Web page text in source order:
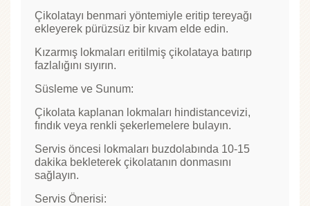
Çikolatayı benmari yöntemiyle eritip tereyağı
ekleyerek pürüzsüz bir kıvam elde edin.
Kızarmış lokmaları eritilmiş çikolataya batırıp
fazlalığını sıyırın.
Süsleme ve Sunum:
Çikolata kaplanan lokmaları hindistancevizi,
fındık veya renkli şekerlemelere bulayın.
Servis öncesi lokmaları buzdolabında 10-15
dakika bekleterek çikolatanın donmasını
sağlayın.
Servis Önerisi: